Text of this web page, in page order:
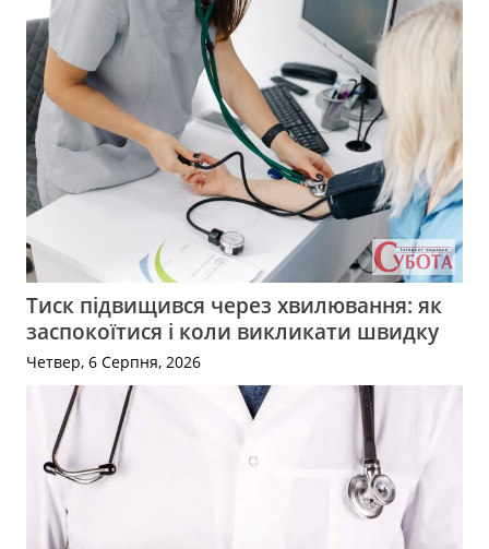
Тиск підвищився через хвилювання: як
заспокоїтися і коли викликати швидку
Четвер, 6 Серпня, 2026